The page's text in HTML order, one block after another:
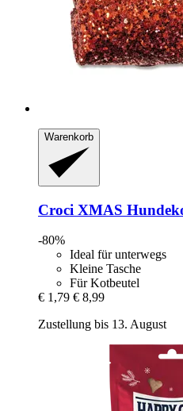
Warenkorb
Croci XMAS
-80%
Ideal für unterwegs
Kleine Tasche
Für Kotbeutel
€ 1,79 € 8,99
Zustellung bis 13. August